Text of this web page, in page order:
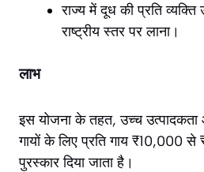
राज्य में दूध की प्रति
राष्ट्रीय स्तर पर लाना।
लाभ
इस योजना के तहत, उच्च उत्पादकता
गायों के लिए प्रति गाय ₹10,000
पुरस्कार दिया जाता है।